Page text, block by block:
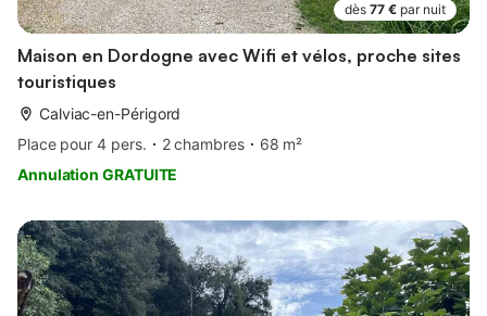
dès 77 € par nuit
Maison en Dordogne avec Wifi et vélos, proche sites
touristiques
Calviac-en-Périgord
Place pour 4 pers.
2 chambres
68 m²
Annulation GRATUITE